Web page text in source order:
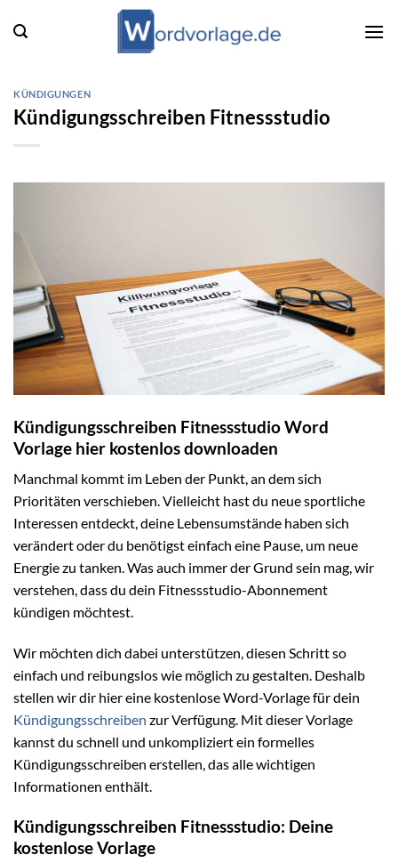
Inhalt
KÜNDIGUNGEN
Kündigungsschreiben Fitnessstudio
Kündigungsschreiben Fitnessstudio Word
Vorlage hier kostenlos downloaden
Manchmal kommt im Leben der Punkt, an dem sich
Prioritäten verschieben. Vielleicht hast du neue sportliche
Interessen entdeckt, deine Lebensumstände haben sich
verändert oder du benötigst einfach eine Pause, um neue
Energie zu tanken. Was auch immer der Grund sein mag, wir
verstehen, dass du dein Fitnessstudio-Abonnement
kündigen möchtest.
Wir möchten dich dabei unterstützen, diesen Schritt so
einfach und reibungslos wie möglich zu gestalten. Deshalb
stellen wir dir hier eine kostenlose Word-Vorlage für dein
Kündigungsschreiben zur Verfügung. Mit dieser Vorlage
kannst du schnell und unkompliziert ein formelles
Kündigungsschreiben erstellen, das alle wichtigen
Informationen enthält.
Kündigungsschreiben Fitnessstudio: Deine
kostenlose Vorlage